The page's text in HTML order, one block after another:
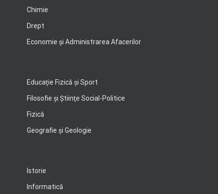
Chimie
Drept
Economie şi Administrarea Afacerilor
Educație Fizică și Sport
Filosofie şi Ştiinţe Social-Politice
Fizică
Geografie şi Geologie
Istorie
Informatică